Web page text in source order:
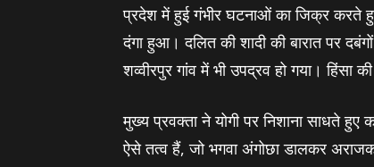
प्रदेश में हुई गंभीर घटनाओं का जिक्र करते
दंगा हुआ। दलित की शादी की बारात पर
शव्वीरपुर गांव में भी उपद्रव हो गया। हिंसा
मुख्‍य प्रवक्‍ता ने योगी पर निशाना साधते
ऐसे तत्व हैं, जो भगवा अंगोछा डालकर अराजक